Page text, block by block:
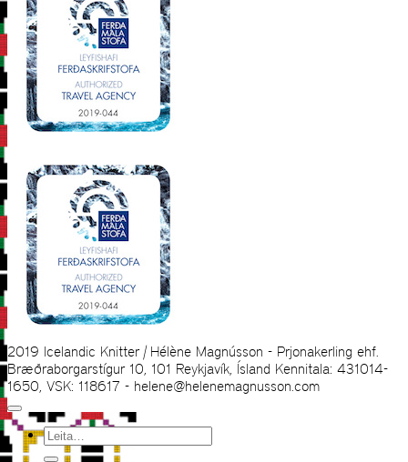
2019 Icelandic Knitter | Hélène Magnússon - Prjonakerling ehf.
Bræðraborgarstígur 10, 101 Reykjavík, Ísland Kennitala: 431014-
1650, VSK: 118617 - helene@helenemagnusson.com
Leita
eftir: